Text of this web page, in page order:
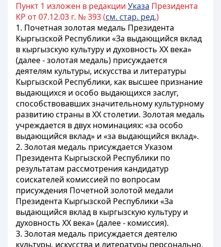
Пункт 1 изложен в редакции Указа Президента
КР от 07.12.03 г. № 393 (см. стар. ред.)
1. Почетная золотая медаль Президента
Кыргызской Республики «За выдающийся вклад
в кыргызскую культуру и духовность XX века»
(далее - золотая медаль) присуждается
деятелям культуры, искусства и литературы
Кыргызской Республики, как высшее признание
выдающихся и особо выдающихся заслуг,
способствовавших значительному культурному
развитию страны в XX столетии. Золотая медаль
учреждается в двух номинациях: «за особо
выдающийся вклад» и «за выдающийся вклад».
2. Золотая медаль присуждается Указом
Президента Кыргызской Республики по
результатам рассмотрения кандидатур
соискателей комиссией по вопросам
присуждения Почетной золотой медали
Президента Кыргызской Республики «За
выдающийся вклад в кыргызскую культуру и
духовность XX века» (далее - комиссия).
3. Золотая медаль присуждается деятелю
культуры, искусства и литературы персонально.